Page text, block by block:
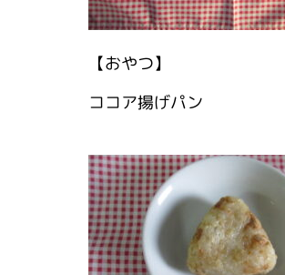
【おやつ】
ココア揚げパン